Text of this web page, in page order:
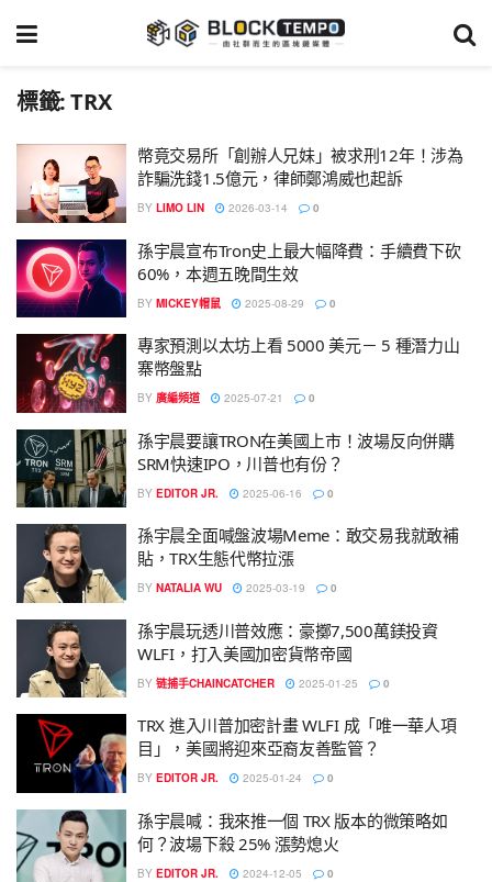
標籤:TRX
幣竟交易所「創辦人兄妹」被求刑12年！涉為
詐騙洗錢1.5億元，律師鄭鴻威也起訴
BY LIMO LIN 2026-03-14 0
孫宇晨宣布Tron史上最大幅降費：手續費下砍
60%，本週五晚間生效
BY MICKEY帽鼠 2025-08-29 0
專家預測以太坊上看 5000 美元－ 5 種潛力山
寨幣盤點
BY 廣編頻道 2025-07-21 0
孫宇晨要讓TRON在美國上市！波場反向併購
SRM快速IPO，川普也有份？
BY EDITOR JR. 2025-06-16 0
孫宇晨全面喊盤波場Meme：敢交易我就敢補
貼，TRX生態代幣拉漲
BY NATALIA WU 2025-03-19 0
孫宇晨玩透川普效應：豪擲7,500萬鎂投資
WLFI，打入美國加密貨幣帝國
BY 链捕手CHAINCATCHER 2025-01-25 0
TRX 進入川普加密計畫 WLFI 成「唯一華人項
目」，美國將迎來亞裔友善監管？
BY EDITOR JR. 2025-01-24 0
孫宇晨喊：我來推一個 TRX 版本的微策略如
何？波場下殺 25% 漲勢熄火
BY EDITOR JR. 2024-12-05 0